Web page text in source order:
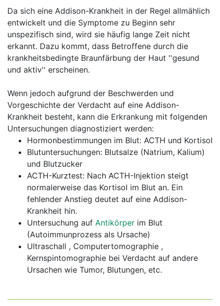
Da sich eine Addison-Krankheit in der Regel allmählich
entwickelt und die Symptome zu Beginn sehr
unspezifisch sind, wird sie häufig lange Zeit nicht
erkannt. Dazu kommt, dass Betroffene durch die
krankheitsbedingte Braunfärbung der Haut ''gesund
und aktiv'' erscheinen.
Wenn jedoch aufgrund der Beschwerden und
Vorgeschichte der Verdacht auf eine Addison-
Krankheit besteht, kann die Erkrankung mit folgenden
Untersuchungen diagnostiziert werden:
Hormonbestimmungen im Blut: ACTH und Kortisol
Blutuntersuchungen: Blutsalze (Natrium, Kalium)
und Blutzucker
ACTH-Kurztest: Nach ACTH-Injektion steigt
normalerweise das Kortisol im Blut an. Ein
fehlender Anstieg deutet auf eine Addison-
Krankheit hin.
Untersuchung auf Antikörper im Blut
(Autoimmunprozess als Ursache)
Ultraschall , Computertomographie ,
Kernspintomographie bei Verdacht auf andere
Ursachen wie Tumor, Blutungen, etc.